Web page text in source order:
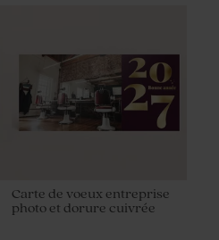
Carte de voeux entreprise
photo et dorure cuivrée